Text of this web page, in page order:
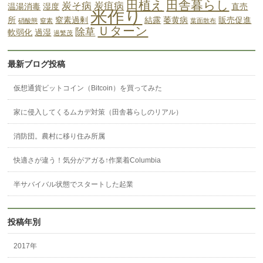
温湯消毒 湿度 炭そ病 炭疽病 田植え 田舎暮らし 直売
所 硝酸態 窒素 窒素過剰 米作り 結露 萎黄病 葉面散布 販売促進
軟弱化 過湿 過繁茂 除草 Ｕターン
最新ブログ投稿
仮想通貨ビットコイン（Bitcoin）を買ってみた
家に侵入してくるムカデ対策（田舎暮らしのリアル）
消防団。農村に移り住み所属
快適さが違う！気分がアガる↑作業着Columbia
半サバイバル状態でスタートした起業
投稿年別
2017年